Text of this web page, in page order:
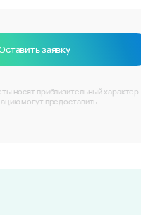
заявку
носят приблизительный характер.
могут предоставить